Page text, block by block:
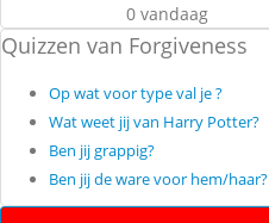
0 vandaag
Quizzen van Forgiveness
Op wat voor type val je ?
Wat weet jij van Harry Potter?
Ben jij grappig?
Ben jij de ware voor hem/haar?